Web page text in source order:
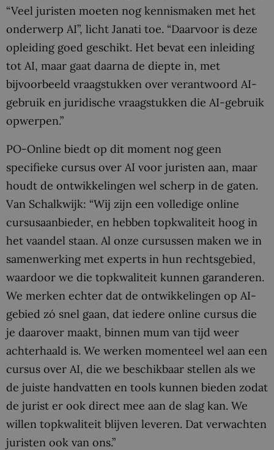
“Veel juristen moeten nog kennismaken met het
onderwerp AI”, licht Janati toe. “Daarvoor is deze
opleiding goed geschikt. Het bevat een inleiding
tot AI, maar gaat daarna de diepte in, met
bijvoorbeeld vraagstukken over verantwoord AI-
gebruik en juridische vraagstukken die AI-gebruik
opwerpen.”
PO-Online biedt op dit moment nog geen
specifieke cursus over AI voor juristen aan, maar
houdt de ontwikkelingen wel scherp in de gaten.
Van Schalkwijk: “Wij zijn een volledige online
cursusaanbieder, en hebben topkwaliteit hoog in
het vaandel staan. Al onze cursussen maken we in
samenwerking met experts in hun rechtsgebied,
waardoor we die topkwaliteit kunnen garanderen.
We merken echter dat de ontwikkelingen op AI-
gebied zó snel gaan, dat iedere online cursus die
je daarover maakt, binnen mum van tijd weer
achterhaald is. We werken momenteel wel aan een
cursus over AI, die we beschikbaar stellen als we
de juiste handvatten en tools kunnen bieden zodat
de jurist er ook direct mee aan de slag kan. We
willen topkwaliteit blijven leveren. Dat verwachten
juristen ook van ons.”